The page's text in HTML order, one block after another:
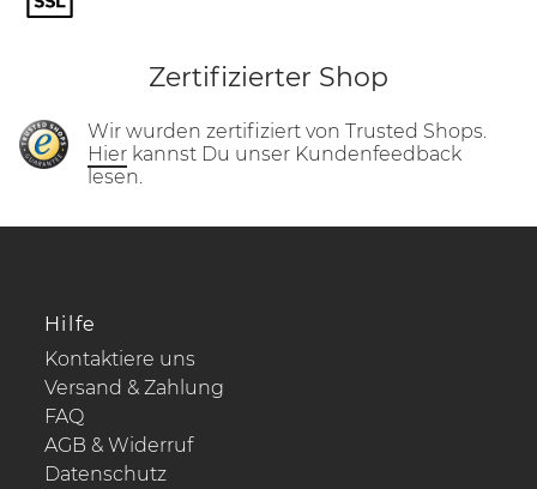
Zertifizierter Shop
Wir wurden zertifiziert von Trusted Shops.
Hier kannst Du unser Kundenfeedback
lesen.
Hilfe
Kontaktiere uns
Versand & Zahlung
FAQ
AGB & Widerruf
Datenschutz